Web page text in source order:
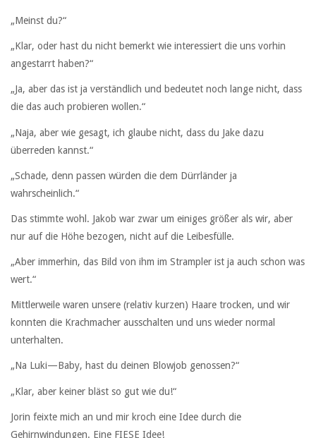
„Meinst du?“
„Klar, oder hast du nicht bemerkt wie interessiert die uns vorhin
angestarrt haben?“
„Ja, aber das ist ja verständlich und bedeutet noch lange nicht, dass
die das auch probieren wollen.“
„Naja, aber wie gesagt, ich glaube nicht, dass du Jake dazu
überreden kannst.“
„Schade, denn passen würden die dem Dürrländer ja
wahrscheinlich.“
Das stimmte wohl. Jakob war zwar um einiges größer als wir, aber
nur auf die Höhe bezogen, nicht auf die Leibesfülle.
„Aber immerhin, das Bild von ihm im Strampler ist ja auch schon was
wert.“
Mittlerweile waren unsere (relativ kurzen) Haare trocken, und wir
konnten die Krachmacher ausschalten und uns wieder normal
unterhalten.
„Na Luki—Baby, hast du deinen Blowjob genossen?“
„Klar, aber keiner bläst so gut wie du!“
Jorin feixte mich an und mir kroch eine Idee durch die
Gehirnwindungen. Eine FIESE Idee!